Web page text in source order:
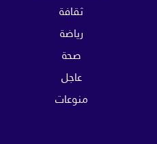
ثقافة
رياضة
صحة
عاجل
منوعات